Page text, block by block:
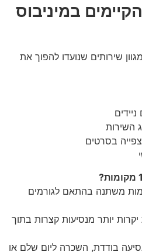
במיניבוס
עם מגוון שירותים שנועדו להפוך את
בסרטים
מיניבוס 15 מקומות משתנה בהתאם לגורמים
יותר מנסיעות קצרות בתוך
בודדת, השכרה ליום שלם או